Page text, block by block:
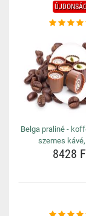
Belga praliné -
szemes
8428